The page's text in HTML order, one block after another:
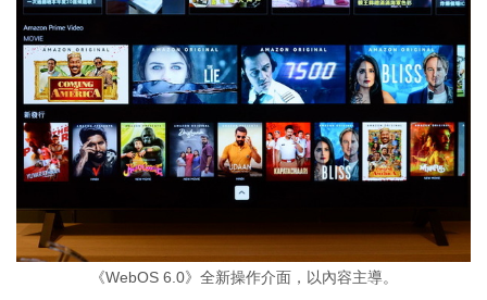
《WebOS 6.0》全新操作介面，以內容主導。